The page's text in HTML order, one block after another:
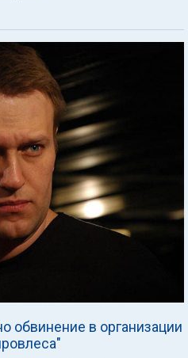
обвинение в организации